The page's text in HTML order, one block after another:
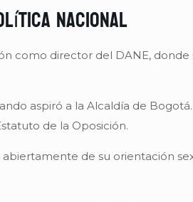
nacional
como director del DANE,
aspiró a la Alcaldía de
de la Oposición.
de su orientación